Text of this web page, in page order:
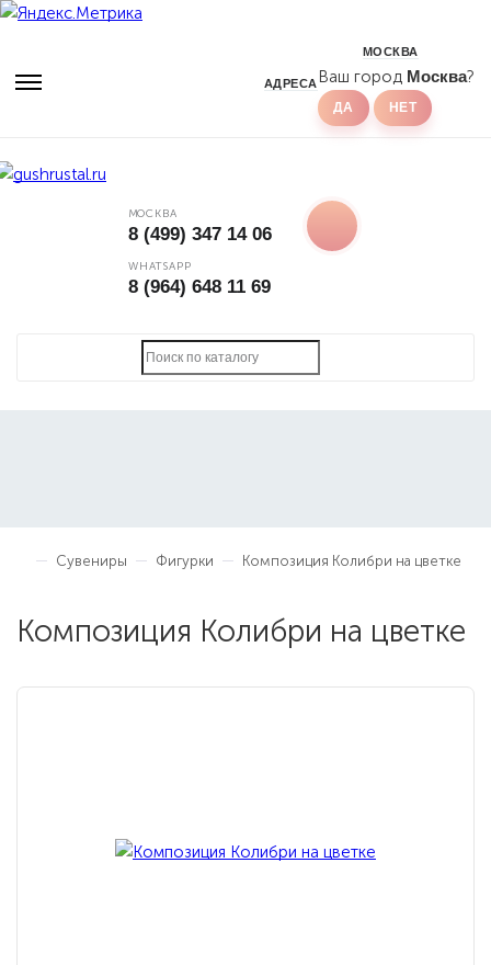
АДРЕСА
МОСКВА
Ваш город Москва?
МОСКВА
8 (499) 347 14 06
WHATSAPP
8 (964) 648 11 69
Сувениры Фигурки Композиция Колибри на цветке
Композиция Колибри на цветке